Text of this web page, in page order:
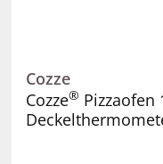
Cozze
Cozze® Pizzaofen